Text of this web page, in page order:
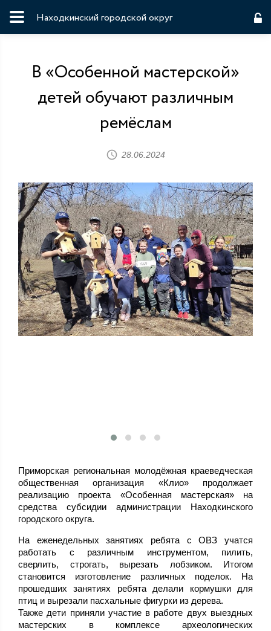
Находкинский городской округ
В «Особенной мастерской»
детей обучают различным
ремёслам
28.06.2024
Приморская региональная молодёжная краеведческая
общественная организация «Клио» продолжает
реализацию проекта «Особенная мастерская» на
средства субсидии администрации Находкинского
городского округа.
На еженедельных занятиях ребята с ОВЗ учатся
работать с различным инструментом, пилить,
сверлить, строгать, вырезать лобзиком. Итогом
становится изготовление различных поделок. На
прошедших занятиях ребята делали кормушки для
птиц и вырезали пасхальные фигурки из дерева.
Также дети приняли участие в работе двух выездных
мастерских в комплексе археологических